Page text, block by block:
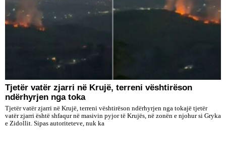
​Tjetër vatër zjarri në Krujë, terreni vështirëson
ndërhyrjen nga toka
Tjetër vatër zjarri në Krujë, terreni vështirëson ndërhyrjen nga tokajë tjetër
vatër zjarri është shfaqur në masivin pyjor të Krujës, në zonën e njohur si Gryka
e Zidollit. Sipas autoriteteve, nuk ka